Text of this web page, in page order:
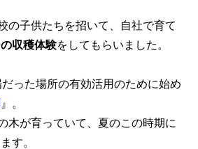
の子供たちを招いて、自社で育て
収穫体験をしてもらいました。
った場所の有効活用のために始め
』。
木が育っていて、夏のこの時期に
す。